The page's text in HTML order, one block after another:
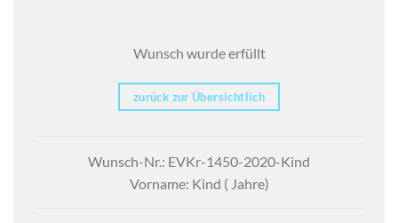
Wunsch wurde erfüllt
zurück zur Übersichtlich
Wunsch-Nr.: EVKr-1450-2020-Kind
Vorname: Kind ( Jahre)